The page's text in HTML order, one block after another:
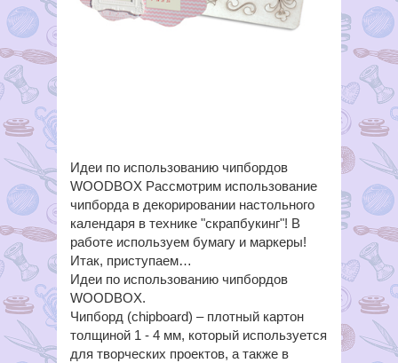
Идеи по использованию чипбордов
WOODBOX Рассмотрим использование
чипборда в декорировании настольного
календаря в технике "скрапбукинг"! В
работе используем бумагу и маркеры!
Итак, приступаем…
Идеи по использованию чипбордов
WOODBOX.
Чипборд (chipboard) – плотный картон
толщиной 1 - 4 мм, который используется
для творческих проектов, а также в